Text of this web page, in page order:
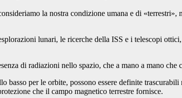
la nostra condizione umana e di
lunari, le ricerche della ISS e i telescopi
di radiazioni nello spazio, che a mano a mano che
basso per le orbite, possono essere definite
che il campo magnetico terrestre fornisce.